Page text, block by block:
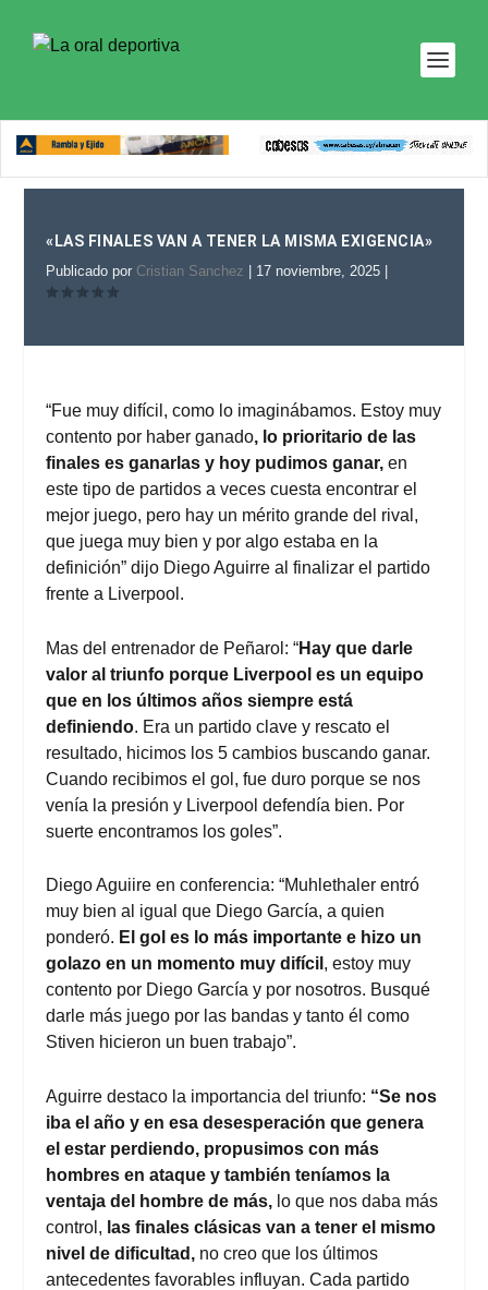
«LAS FINALES VAN A TENER LA MISMA EXIGENCIA»
Publicado por Cristian Sanchez 17 noviembre, 2025
“Fue muy difícil, como lo imaginábamos. Estoy muy
contento por haber ganado, lo prioritario de las
finales es ganarlas y hoy pudimos ganar, en
este tipo de partidos a veces cuesta encontrar el
mejor juego, pero hay un mérito grande del rival,
que juega muy bien y por algo estaba en la
definición” dijo Diego Aguirre al finalizar el partido
frente a Liverpool.
Mas del entrenador de Peñarol: “Hay que darle
valor al triunfo porque Liverpool es un equipo
que en los últimos años siempre está
definiendo. Era un partido clave y rescato el
resultado, hicimos los 5 cambios buscando ganar.
Cuando recibimos el gol, fue duro porque se nos
venía la presión y Liverpool defendía bien. Por
suerte encontramos los goles”.
Diego Aguiire en conferencia: “Muhlethaler entró
muy bien al igual que Diego García, a quien
ponderó. El gol es lo más importante e hizo un
golazo en un momento muy difícil , estoy muy
contento por Diego García y por nosotros. Busqué
darle más juego por las bandas y tanto él como
Stiven hicieron un buen trabajo”.
Aguirre destaco la importancia del triunfo: “Se nos
iba el año y en esa desesperación que genera
el estar perdiendo, propusimos con más
hombres en ataque y también teníamos la
ventaja del hombre de más, lo que nos daba más
control, las finales clásicas van a tener el mismo
nivel de dificultad, no creo que los últimos
antecedentes favorables influyan. Cada partido